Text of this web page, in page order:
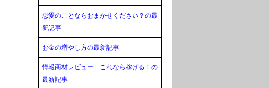
恋愛のことならおまかせください？の最
新記事
お金の増やし方の最新記事
情報商材レビュー これなら稼げる！の
最新記事